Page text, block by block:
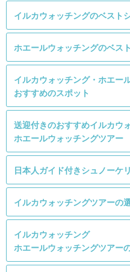
イルカウォッチングのベスト
ホエールウォッチングのベス
イルカウォッチング・ホエー
おすすめのスポット
送迎付きのおすすめイルカウ
ホエールウォッチングツアー
日本人ガイド付きシュノーケ
イルカウォッチングツアーの
イルカウォッチング
ホエールウォッチングツアー